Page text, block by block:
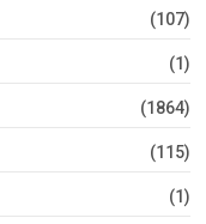
(107)
(1)
(1864)
(115)
(1)